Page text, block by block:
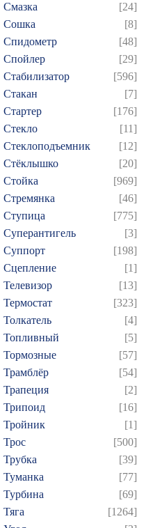
Смазка
[24]
Сошка
[8]
Спидометр
[48]
Спойлер
[29]
Стабилизатор
[596]
Стакан
[7]
Стартер
[176]
Стекло
[11]
Стеклоподъемник
[12]
Стёклышко
[20]
Стойка
[969]
Стремянка
[46]
Ступица
[775]
Суперантигель
[3]
Суппорт
[198]
Сцепление
[1]
Телевизор
[13]
Термостат
[323]
Толкатель
[4]
Топливный
[5]
Тормозные
[57]
Трамблёр
[54]
Трапеция
[2]
Трипоид
[16]
Тройник
[1]
Трос
[500]
Трубка
[39]
Туманка
[77]
Турбина
[69]
Тяга
[1264]